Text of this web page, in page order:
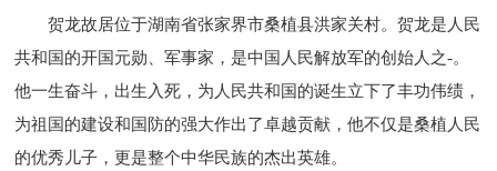
贺龙故居位于湖南省张家界市桑植县洪家关村。贺龙是人民
共和国的开国元勋、军事家，是中国人民解放军的创始人之-。
他一生奋斗，出生入死，为人民共和国的诞生立下了丰功伟绩，
为祖国的建设和国防的强大作出了卓越贡献，他不仅是桑植人民
的优秀儿子，更是整个中华民族的杰出英雄。